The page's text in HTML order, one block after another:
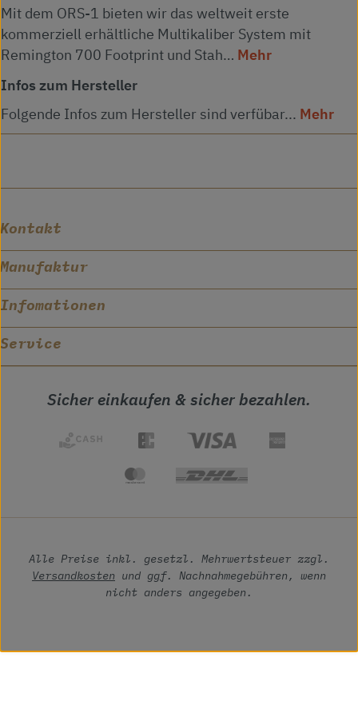
Mit dem ORS-1 bieten wir das weltweit erste
kommerziell erhältliche Multikaliber System mit
Remington 700 Footprint und Stah… Mehr
Infos zum Hersteller
Folgende Infos zum Hersteller sind verfübar... Mehr
Kontakt
Manufaktur
Infomationen
Service
Sicher einkaufen & sicher bezahlen.
Alle Preise inkl. gesetzl. Mehrwertsteuer zzgl.
Versandkosten und ggf. Nachnahmegebühren, wenn
nicht anders angegeben.